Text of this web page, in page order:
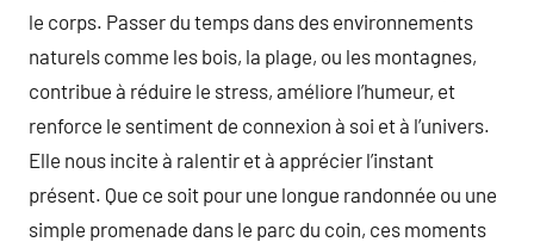
le corps. Passer du temps dans des environnements
naturels comme les bois, la plage, ou les montagnes,
contribue à réduire le stress, améliore l’humeur, et
renforce le sentiment de connexion à soi et à l’univers.
Elle nous incite à ralentir et à apprécier l’instant
présent. Que ce soit pour une longue randonnée ou une
simple promenade dans le parc du coin, ces moments